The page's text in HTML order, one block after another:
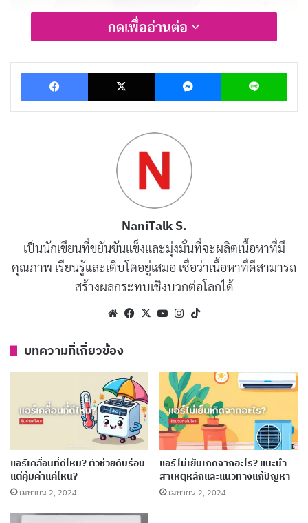
เอ๊ะ! แล้วเมื่อไหร่ล่ะ ที่ยางรองขาแอร์จะ
เสื่อม?
ยางรองขาแอร์ ก็เหมือนยางลบแหละเพื่อนๆ ใช้นานๆ ไป ก็
เสื่อมสภาพได้ มาดูกันว่ามี
สัญญาณเตือน
บอกเราว่าถึงเวลาเปลี่ยนยางรองขาแอร์แล้ว
เวลาแอร์ทำงาน: ถ้าเริ่มได้ยินเสียงแปลกๆ
เช่น เสียงดัง “กึกๆ”, “ครืดๆ”, หรือเสียงสั่น อาจเป็น
ไปได้ว่ายางรองขาแอร์เสื่อม ทำให้คอมเพรสเซอร์สั่น
ผิดปกติ: ลองเอามือไปจับที่ตัวแอร์ด้านนอกดู
ถ้ารู้สึกว่าสั่นแรงกว่าเดิมมาก ก็เป็นไปได้ว่ายางรองขา
น้ำยาแอร์รั่ว
: ยางรองขาแอร์ยังมีหน้าที่ช่วยป้องกัน
น้ำยาแอร์รั่ว ถ้าสังเกตเห็นคราบน้ำมันบริเวณ
คอมเพรสเซอร์ หรือแอร์เย็นน้อยลงผิดปกติ อาจเป็น
ไปได้ว่าน้ำยาแอร์รั่ว ซึ่งอาจเกิดจากยางรองขาแอร์
เสื่อมสภาพ
อายุการใช้งาน
: ยางรองขาแอร์โดยทั่วไปมีอายุการใช้
กดเพื่ออ่านต่อ
Facebook X Messenger Line
NaniTalk S.
เป็นนักเขียนที่ขยันขันแข็งและมุ่งมั่นที่จะผลิตเนื้อหาที่มี
คุณภาพ เรียนรู้และเติบโตอยู่เสมอ เชื่อว่าเนื้อหาที่ดีสามารถ
สร้างผลกระทบเชิงบวกต่อโลกได้
WebsiteFacebook
X YouTubeInstagram
บทความที่เกี่ยวข้อง
แอร์เคลื่อนที่ดีไหม? ตัวช่วยดับร้อน
แต่คุ้มค่าแค่ไหน?
เมษายน 2, 2024
แอร์ไม่เย็นเกิดจากอะไร? แนะนำ
สาเหตุหลักและแนวทางแก้ปัญหา
เมษายน 2, 2024